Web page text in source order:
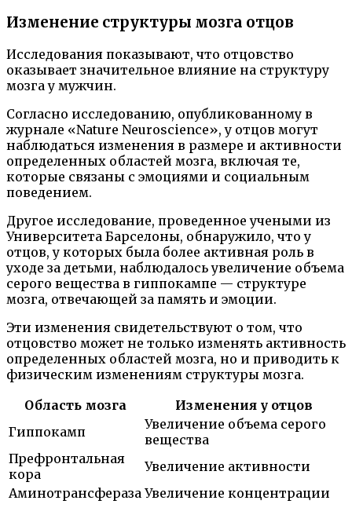
Изменение структуры мозга отцов
Исследования показывают, что отцовство
оказывает значительное влияние на структуру
мозга у мужчин.
Согласно исследованию, опубликованному в
журнале «Nature Neuroscience», у отцов могут
наблюдаться изменения в размере и активности
определенных областей мозга, включая те,
которые связаны с эмоциями и социальным
поведением.
Другое исследование, проведенное учеными из
Университета Барселоны, обнаружило, что у
отцов, у которых была более активная роль в
уходе за детьми, наблюдалось увеличение объема
серого вещества в гиппокампе — структуре
мозга, отвечающей за память и эмоции.
Эти изменения свидетельствуют о том, что
отцовство может не только изменять активность
определенных областей мозга, но и приводить к
физическим изменениям структуры мозга.
Область мозга
Изменения у отцов
Гиппокамп
Увеличение объема серого
вещества
Префронтальная
кора
Увеличение активности
Аминотрансфераза Увеличение концентрации